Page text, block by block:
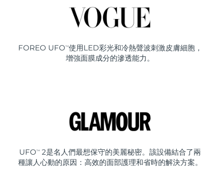
FOREO UFO TM使用LED彩光和冷熱聲波刺激皮膚細胞，
增強面膜成分的滲透能力。
UFO TM
2是名人們最想保守的美麗秘密。該設備結合了兩
種讓人心動的原因：高效的面部護理和省時的解決方案。